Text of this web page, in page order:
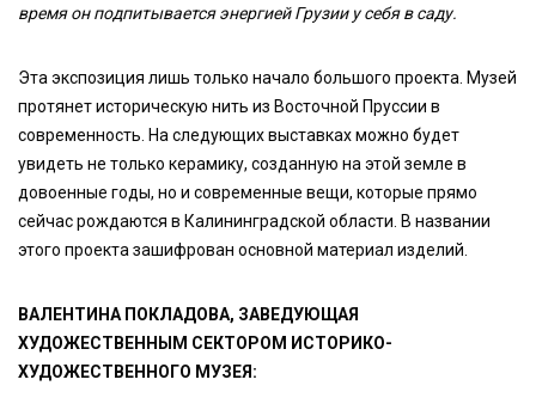
время он подпитывается энергией Грузии у себя в саду.
Эта экспозиция лишь только начало большого проекта. Музей
протянет историческую нить из Восточной Пруссии в
современность. На следующих выставках можно будет
увидеть не только керамику, созданную на этой земле в
довоенные годы, но и современные вещи, которые прямо
сейчас рождаются в Калининградской области. В названии
этого проекта зашифрован основной материал изделий.
ВАЛЕНТИНА ПОКЛАДОВА, ЗАВЕДУЮЩАЯ
ХУДОЖЕСТВЕННЫМ СЕКТОРОМ ИСТОРИКО-
ХУДОЖЕСТВЕННОГО МУЗЕЯ: